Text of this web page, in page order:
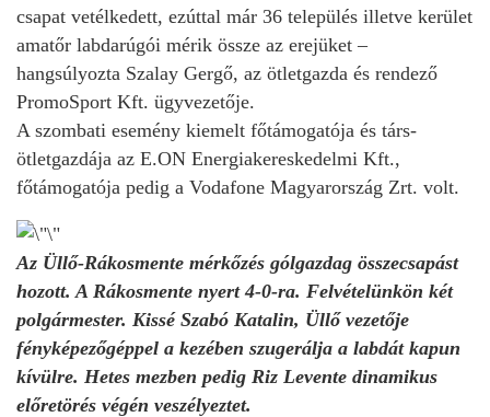
csapat vetélkedett, ezúttal már 36 település illetve kerület
amatőr labdarúgói mérik össze az erejüket –
hangsúlyozta Szalay Gergő, az ötletgazda és rendező
PromoSport Kft. ügyvezetője.
A szombati esemény kiemelt főtámogatója és társ-
ötletgazdája az E.ON Energiakereskedelmi Kft.,
főtámogatója pedig a Vodafone Magyarország Zrt. volt.
Az Üllő-Rákosmente mérkőzés gólgazdag összecsapást
hozott. A Rákosmente nyert 4-0-ra. Felvételünkön két
polgármester. Kissé Szabó Katalin, Üllő vezetője
fényképezőgéppel a kezében szugerálja a labdát kapun
kívülre. Hetes mezben pedig Riz Levente dinamikus
előretörés végén veszélyeztet.